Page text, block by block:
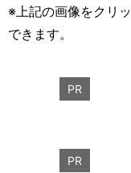
※上記の画像をクリ
できます。
PR
PR